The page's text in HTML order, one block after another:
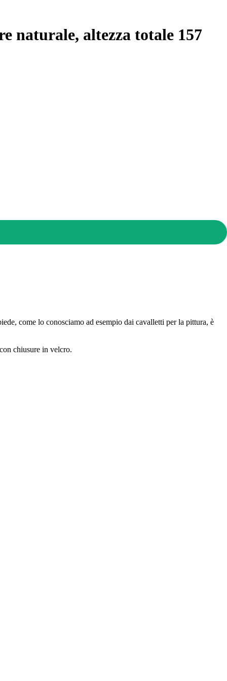
naturale, altezza totale 157
come lo conosciamo ad esempio dai cavalletti per la pittura, è
chiusure in velcro.